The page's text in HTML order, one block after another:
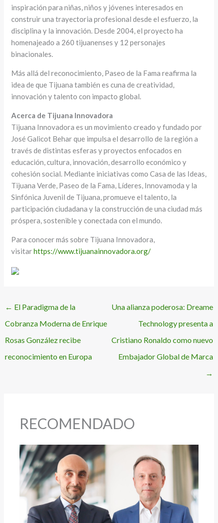
inspiración para niñas, niños y jóvenes interesados en
construir una trayectoria profesional desde el esfuerzo, la
disciplina y la innovación. Desde 2004, el proyecto ha
homenajeado a 260 tijuanenses y 12 personajes
binacionales.
Más allá del reconocimiento, Paseo de la Fama reafirma la
idea de que Tijuana también es cuna de creatividad,
innovación y talento con impacto global.
Acerca de Tijuana Innovadora
Tijuana Innovadora es un movimiento creado y fundado por
José Galicot Behar que impulsa el desarrollo de la región a
través de distintas esferas y proyectos enfocados en
educación, cultura, innovación, desarrollo económico y
cohesión social. Mediante iniciativas como Casa de las Ideas,
Tijuana Verde, Paseo de la Fama, Líderes, Innovamoda y la
Sinfónica Juvenil de Tijuana, promueve el talento, la
participación ciudadana y la construcción de una ciudad más
próspera, sostenible y conectada con el mundo.
Para conocer más sobre Tijuana Innovadora,
visitarhttps://www.tijuanainnovadora.org/
← El Paradigma de la
Cobranza Moderna de Enrique
Rosas González recibe
reconocimiento en Europa
Una alianza poderosa: Dreame
Technology presenta a
Cristiano Ronaldo como nuevo
Embajador Global de Marca
→
RECOMENDADO